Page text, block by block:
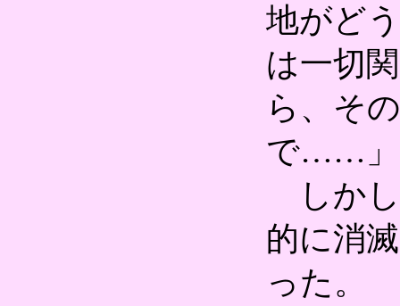
地がど
は一切
ら、そ
で……」
しかし
的に消
った。